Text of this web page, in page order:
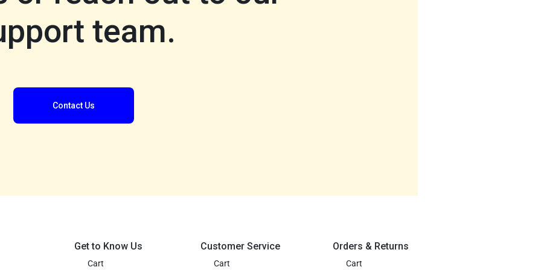
team.
Contact Us
Get to Know Us
Cart
Customer Service
Cart
Orders & Returns
Cart